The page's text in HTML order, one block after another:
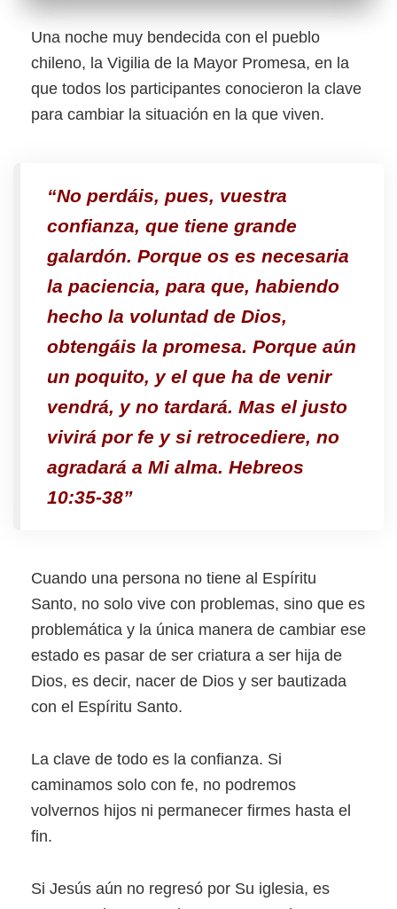
Una noche muy bendecida con el pueblo
chileno, la Vigilia de la Mayor Promesa, en la
que todos los participantes conocieron la clave
para cambiar la situación en la que viven.
“No perdáis, pues, vuestra
confianza, que tiene grande
galardón. Porque os es necesaria
la paciencia, para que, habiendo
hecho la voluntad de Dios,
obtengáis la promesa. Porque aún
un poquito, y el que ha de venir
vendrá, y no tardará. Mas el justo
vivirá por fe y si retrocediere, no
agradará a Mi alma. Hebreos
10:35-38”
Cuando una persona no tiene al Espíritu
Santo, no solo vive con problemas, sino que es
problemática y la única manera de cambiar ese
estado es pasar de ser criatura a ser hija de
Dios, es decir, nacer de Dios y ser bautizada
con el Espíritu Santo.
La clave de todo es la confianza. Si
caminamos solo con fe, no podremos
volvernos hijos ni permanecer firmes hasta el
fin.
Si Jesús aún no regresó por Su iglesia, es